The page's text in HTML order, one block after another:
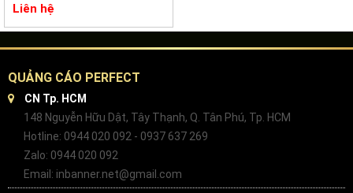
Liên hệ
QUẢNG CÁO PERFECT
CN Tp. HCM
148 Nguyễn Hữu Dật, Tây Thạnh, Q. Tân Phú, Tp. HCM
Hotline: 0944 020 092 - 0937 637 269
Zalo: 0944 020 092
Email: inbanner.net@gmail.com